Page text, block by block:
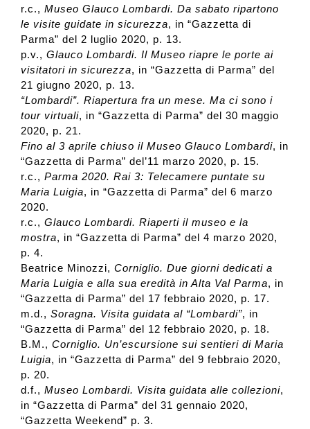
r.c., Museo Glauco Lombardi. Da sabato ripartono
le visite guidate in sicurezza, in “Gazzetta di
Parma” del 2 luglio 2020, p. 13.
p.v., Glauco Lombardi. Il Museo riapre le porte ai
visitatori in sicurezza, in “Gazzetta di Parma” del
21 giugno 2020, p. 13.
“Lombardi”. Riapertura fra un mese. Ma ci sono i
tour virtuali, in “Gazzetta di Parma” del 30 maggio
2020, p. 21.
Fino al 3 aprile chiuso il Museo Glauco Lombardi, in
“Gazzetta di Parma” del’11 marzo 2020, p. 15.
r.c., Parma 2020. Rai 3: Telecamere puntate su
Maria Luigia, in “Gazzetta di Parma” del 6 marzo
2020.
r.c., Glauco Lombardi. Riaperti il museo e la
mostra, in “Gazzetta di Parma” del 4 marzo 2020,
p. 4.
Beatrice Minozzi, Corniglio. Due giorni dedicati a
Maria Luigia e alla sua eredità in Alta Val Parma, in
“Gazzetta di Parma” del 17 febbraio 2020, p. 17.
m.d., Soragna. Visita guidata al “Lombardi”, in
“Gazzetta di Parma” del 12 febbraio 2020, p. 18.
B.M., Corniglio. Un’escursione sui sentieri di Maria
Luigia, in “Gazzetta di Parma” del 9 febbraio 2020,
p. 20.
d.f., Museo Lombardi. Visita guidata alle collezioni,
in “Gazzetta di Parma” del 31 gennaio 2020,
“Gazzetta Weekend” p. 3.